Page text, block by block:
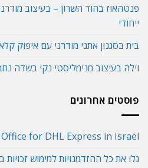
פנטהאוז בהוד השרון – בעיצוב
ייחודי
בית בסגנון אתני מודרני עם איפוק
וילה בעיצוב מנימליסטי נקי בשדה
פוסטים אחרונים
for DHL Express in Israel
גלו את כל ההזדמנויות למימוש